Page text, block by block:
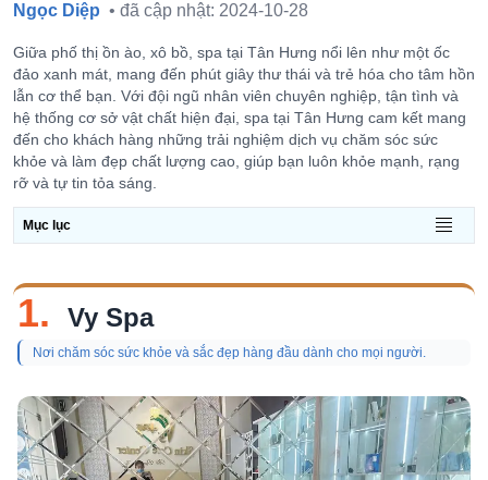
Ngọc Diệp • đã cập nhật: 2024-10-28
Giữa phố thị ồn ào, xô bồ, spa tại Tân Hưng nổi lên như một ốc
đảo xanh mát, mang đến phút giây thư thái và trẻ hóa cho tâm hồn
lẫn cơ thể bạn. Với đội ngũ nhân viên chuyên nghiệp, tận tình và
hệ thống cơ sở vật chất hiện đại, spa tại Tân Hưng cam kết mang
đến cho khách hàng những trải nghiệm dịch vụ chăm sóc sức
khỏe và làm đẹp chất lượng cao, giúp bạn luôn khỏe mạnh, rạng
rỡ và tự tin tỏa sáng.
Mục lục
1. Vy Spa
Nơi chăm sóc sức khỏe và sắc đẹp hàng đầu dành cho mọi người.